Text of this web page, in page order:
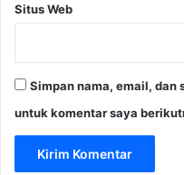
n
x
Situs Web
Simpan nama, email, dan
untuk komentar saya